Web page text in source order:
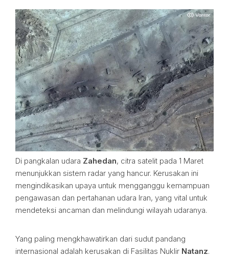
Di pangkalan udara Zahedan, citra satelit pada 1 Maret
menunjukkan sistem radar yang hancur. Kerusakan ini
mengindikasikan upaya untuk mengganggu kemampuan
pengawasan dan pertahanan udara Iran, yang vital untuk
mendeteksi ancaman dan melindungi wilayah udaranya.
Yang paling mengkhawatirkan dari sudut pandang
internasional adalah kerusakan di Fasilitas Nuklir Natanz.